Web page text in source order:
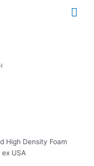
High Density Foam
USA